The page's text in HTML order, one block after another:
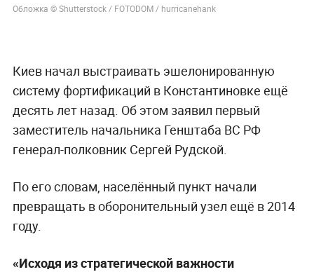
Обложка © Shutterstock / FOTODOM / hurricanehank
Киев начал выстраивать эшелонированную
систему фортификаций в Константиновке ещё
десять лет назад. Об этом заявил первый
заместитель начальника Генштаба ВС РФ
генерал-полковник Сергей Рудской.
По его словам, населённый пункт начали
превращать в оборонительный узел ещё в 2014
году.
«Исходя из стратегической важности